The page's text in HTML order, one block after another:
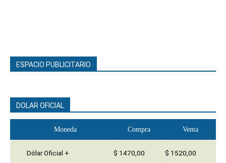
ESPACIO PUBLICITARIO
DOLAR OFICIAL
Moneda Compra Venta
Dólar Oficial + $ 1470,00 $ 1520,00